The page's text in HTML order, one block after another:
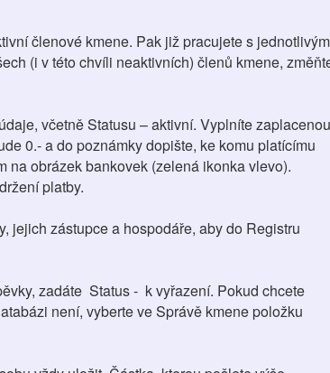
členové kmene. Pak již pracujete s
(i v této chvíli neaktivních) členů kmene,
včetně Statusu – aktivní. Vyplníte zaplacenou
0.- a do poznámky dopište, ke komu platícímu
na obrázek bankovek (zelená ikonka vlevo).
platby.
jejich zástupce a hospodáře, aby do Registru
zadáte Status - k vyřazení. Pokud chcete
není, vyberte ve Správě kmene položku